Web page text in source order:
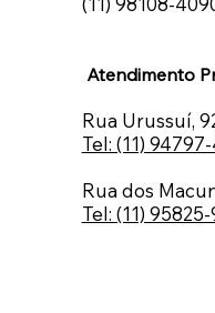
Atendimento
Rua Urussuí,
Tel: (11)
Rua dos
Tel: (11)